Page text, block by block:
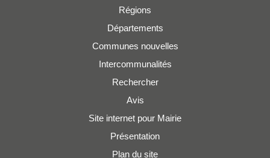
Régions
Départements
Communes nouvelles
Intercommunalités
Rechercher
Avis
Site internet pour Mairie
Présentation
Plan du site